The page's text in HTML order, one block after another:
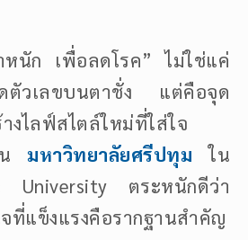
นัก เพื่อลดโรค” ไม่ใช่แค่
ตัวเลขบนตาชั่ง แต่คือจุด
งไลฟ์สไตล์ใหม่ที่ใส่ใจ
นมหาวิทยาลัยศรีปทุม ใน
University ตระหนักดีว่า
ที่แข็งแรงคือรากฐานสำคัญ